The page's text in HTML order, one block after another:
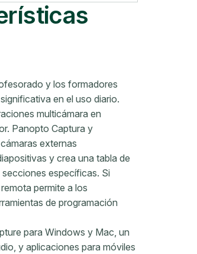
y los formadores
en el uso diario.
multicámara en
Panopto Captura y
externas
y crea una tabla de
específicas. Si
permite a los
de programación
para Windows y Mac, un
y aplicaciones para móviles